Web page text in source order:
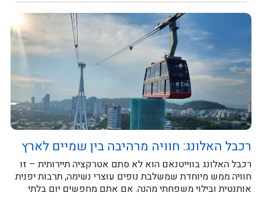
רכבל האלונג: חוויה מרהיבה בין שמיים לארץ
רכבל האלונג בווייטנאם הוא לא סתם אטרקציה תיירותית – זו
חוויה ממש מיוחדת שמשלבת נופים עוצרי נשימה, תרבות יפנית
אותנטית ובילוי משפחתי מהנה. אם אתם מחפשים יום בלתי